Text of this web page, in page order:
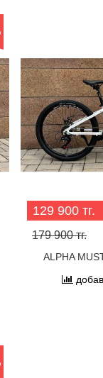
129 900 тг.
179 900 тг.
ALPHA